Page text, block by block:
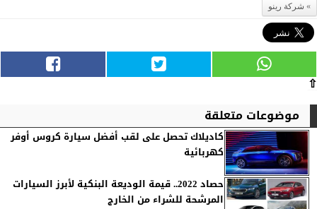
شركة رينو
⇧
موضوعات متعلقة
كاديلاك تحصل على لقب أفضل سيارة كروس أوفر
كهربائية
حصاد 2022.. قيمة الوديعة البنكية لأبرز السيارات
المرشحة للشراء من الخارج